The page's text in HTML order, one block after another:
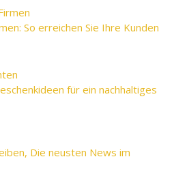
So erreichen Sie Ihre Kunden
für ein nachhaltiges
Die neusten News im